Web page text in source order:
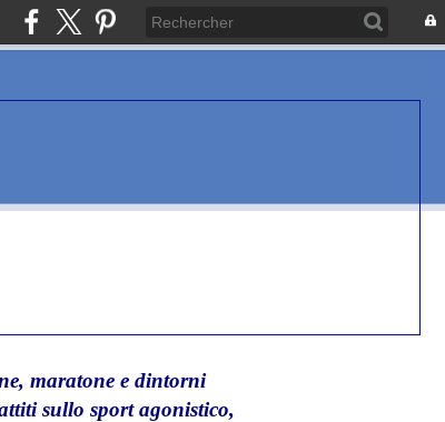
maratone e dintorni
sullo sport agonistico,